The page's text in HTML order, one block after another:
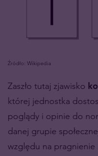
Źródło: Wikipedia
Zaszło tutaj zjawisko
której jednostka
poglądy i opinie do
danej grupie
względu na